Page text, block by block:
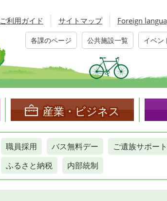
ご利用ガイド サイトマップ Foreign
各課のページ 公共施設一覧 イベン
産業・ビジネス
職員採用 バス無料デー
ご遺族サポー
ふるさと納税
内部統制